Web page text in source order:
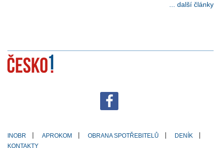
... další články
INOBR APROKOM OBRANA SPOTŘEBITELŮ
DENÍK
KONTAKTY